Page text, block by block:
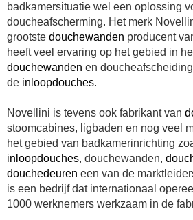
badkamersituatie wel een oplossing
doucheafscherming. Het merk
grootste douchewanden producent
heeft veel ervaring op het gebied in
douchewanden en
de inloopdouches.
Novellini is tevens ook fabrikant van
stoomcabines, ligbaden en nog veel
het gebied van badkamerinrichting
inloopdouches, douchewanden,
douchedeuren een van de
is een bedrijf dat internationaal
1000 werknemers werkzaam in de